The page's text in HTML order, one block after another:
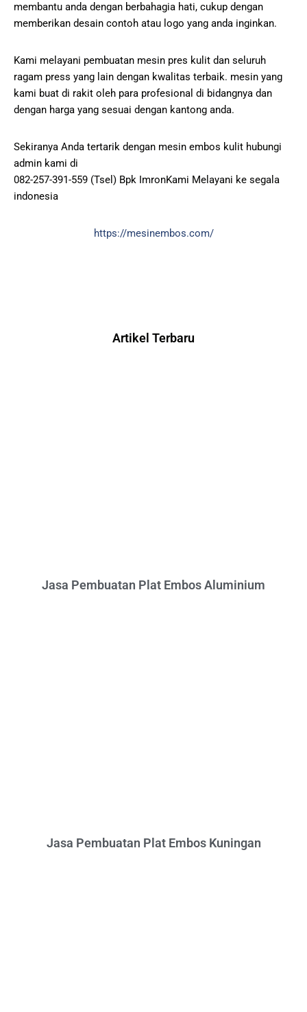
membantu anda dengan berbahagia hati, cukup dengan
memberikan desain contoh atau logo yang anda inginkan.
Kami melayani pembuatan mesin pres kulit dan seluruh
ragam press yang lain dengan kwalitas terbaik. mesin yang
kami buat di rakit oleh para profesional di bidangnya dan
dengan harga yang sesuai dengan kantong anda.
Sekiranya Anda tertarik dengan mesin embos kulit hubungi
admin kami di
082-257-391-559 (Tsel) Bpk ImronKami Melayani ke segala
indonesia
https://mesinembos.com/
Artikel Terbaru
Jasa Pembuatan Plat Embos Aluminium
Jasa Pembuatan Plat Embos Kuningan